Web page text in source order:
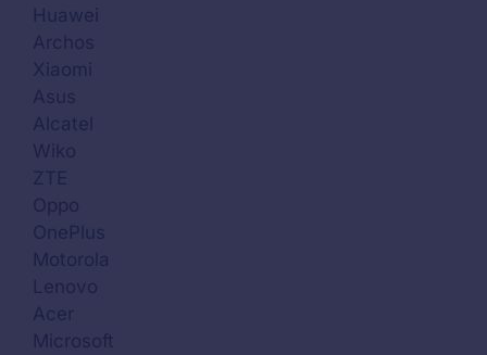
Huawei
Archos
Xiaomi
Asus
Alcatel
Wiko
ZTE
Oppo
OnePlus
Motorola
Lenovo
Acer
Microsoft